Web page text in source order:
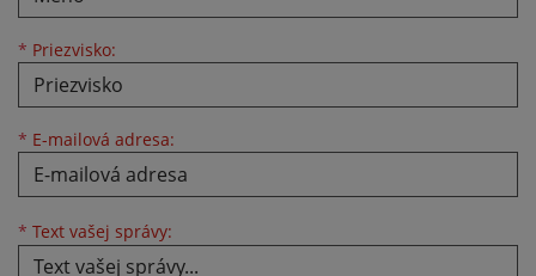
* Priezvisko:
* E-mailová adresa:
* Text vašej správy: